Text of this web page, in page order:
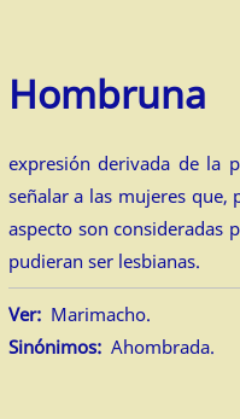
Hombruna
expresión derivada de la
señalar a las mujeres
aspecto son consideradas
pudieran ser lesbianas.
Ver: Marimacho.
Sinónimos: Ahombrada.